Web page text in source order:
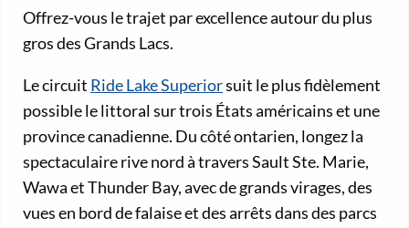
Offrez-vous le trajet par excellence autour du plus
gros des Grands Lacs.
Le circuit Ride Lake Superiorsuit le plus fidèlement
possible le littoral sur trois États américains et une
province canadienne. Du côté ontarien, longez la
spectaculaire rive nord à travers Sault Ste. Marie,
Wawa et Thunder Bay, avec de grands virages, des
vues en bord de falaise et des arrêts dans des parcs